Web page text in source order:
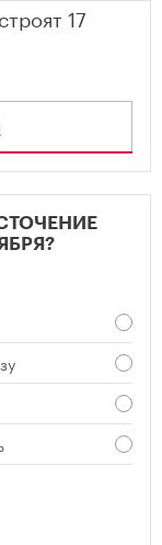
17